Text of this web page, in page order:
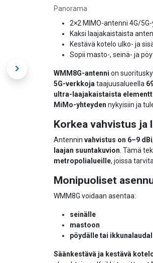
Panorama
2×2 MIMO-antenni 4G/
Kaksi laajakaistaista
Kestävä kotelo ulko- ja
Sopii masto-, seinä- ja
WMM8G-antenni on
5G-verkkoja taajuusalueella
ultra-laajakaistaista
MiMo-yhteyden nykyisiin ja
Korkea vahvistus ja
Antennin vahvistus on 6–9 dBi
laajan suuntakuvion . Tämä
metropolialueille, joissa
Monipuoliset
WMM8G voidaan asentaa:
seinälle
mastoon
pöydälle tai
Säänkestävä ja kestävä